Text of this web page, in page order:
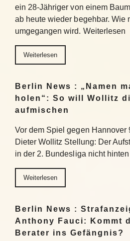
ein 28-Jähriger von einem
ab heute wieder begehbar. Wie
umgegangen wird. Weiterlesen
Weiterlesen
Berlin News : „Namen
holen“: So will Wollitz
aufmischen
Vor dem Spiel gegen Hannover
Dieter Wollitz Stellung: Der
in der 2. Bundesliga nicht
Weiterlesen
Berlin News :
Anthony Fauci: Kommt
Berater ins Gefängnis?